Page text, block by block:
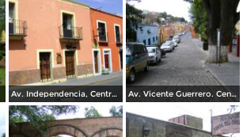
Av. Independencia, Centro Histórico de Tlaxcala. Febrero/2012 Av. Vicente Guerrero. Centro Histórico. Tlaxcala. Febrero/2012